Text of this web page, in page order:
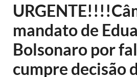
mandato de
Bolsonaro por
cumpre decisão